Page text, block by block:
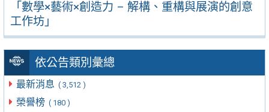
「數學×藝術×創造力 – 解構、重構與展演的創意
工作坊」
依公告類別彙總
最新消息 ( 3,512 )
榮譽榜 ( 180 )